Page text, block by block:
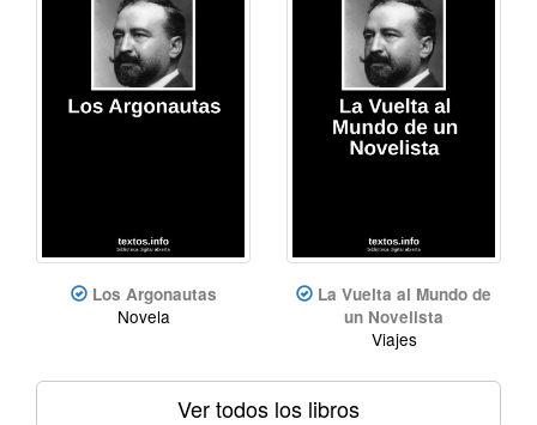
Los Argonautas
Novela
La Vuelta al Mundo de
un Novelista
Viajes
Ver todos los libros